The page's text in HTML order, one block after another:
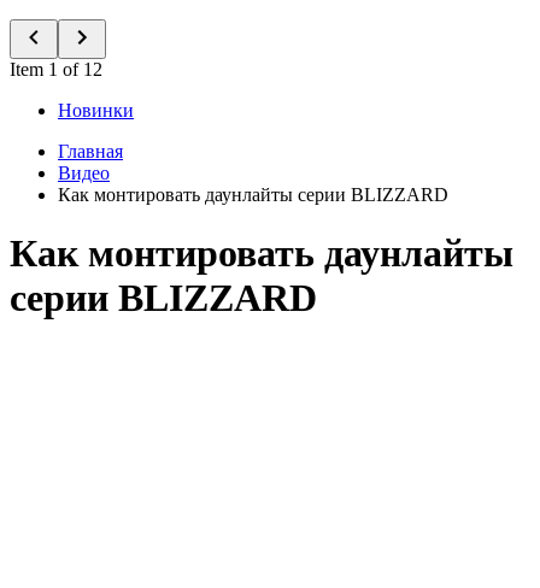
Item 1 of 12
Новинки
Главная
Видео
Как монтировать даунлайты серии BLIZZARD
Как монтировать даунлайты
серии BLIZZARD